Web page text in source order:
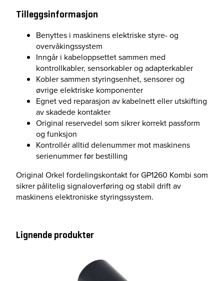
Tilleggsinformasjon
Benyttes i maskinens elektriske styre- og
overvåkingssystem
Inngår i kabeloppsettet sammen med
kontrollkabler, sensorkabler og adapterkabler
Kobler sammen styringsenhet, sensorer og
øvrige elektriske komponenter
Egnet ved reparasjon av kabelnett eller utskifting
av skadede kontakter
Original reservedel som sikrer korrekt passform
og funksjon
Kontrollér alltid delenummer mot maskinens
serienummer før bestilling
Original Orkel fordelingskontakt for GP1260 Kombi som
sikrer pålitelig signaloverføring og stabil drift av
maskinens elektroniske styringssystem.
Lignende produkter